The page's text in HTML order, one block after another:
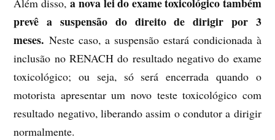
Além disso,
prevê a suspensão do direito de dirigir por 3
meses.Neste caso, a suspensão estará condicionada à
inclusão no RENACH do resultado negativo do exame
toxicológico; ou seja, só será encerrada quando o
motorista apresentar um novo teste toxicológico com
resultado negativo, liberando assim o condutor a dirigir
normalmente.